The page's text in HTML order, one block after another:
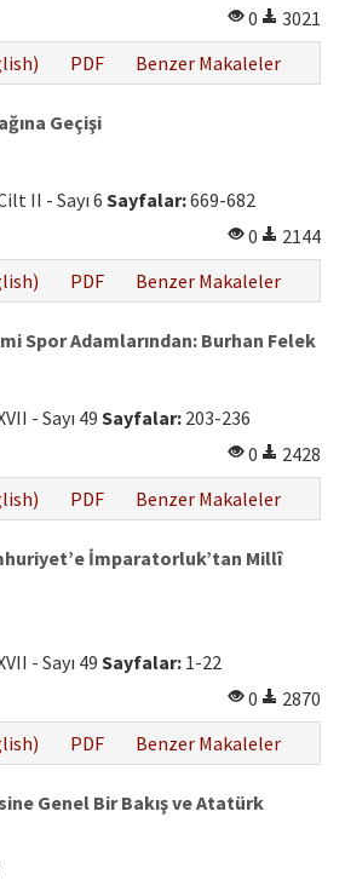
0
3021
PDF Benzer Makaleler
Geçişi
II - Sayı 6Sayfalar:669-682
0
2144
PDF Benzer Makaleler
Spor Adamlarından: Burhan Felek
- Sayı 49 Sayfalar: 203-236
0
2428
PDF Benzer Makaleler
İmparatorluk’tan Millî
- Sayı 49 Sayfalar: 1-22
0
2870
PDF Benzer Makaleler
Genel Bir Bakış ve Atatürk